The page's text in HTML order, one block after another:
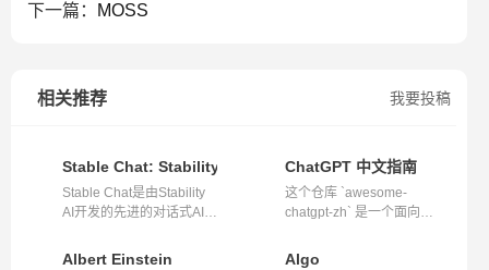
下一篇：
MOSS
我要投稿
相关推荐
Stable Chat: Stability AI的先进对话式AI研究平台
Stable Chat是由Stability
AI开发的先进的对话式AI助
ChatGPT 中文指南
这个仓库 `awesome-
chatgpt-zh` 是一个面向中
Albert Einstein Algo